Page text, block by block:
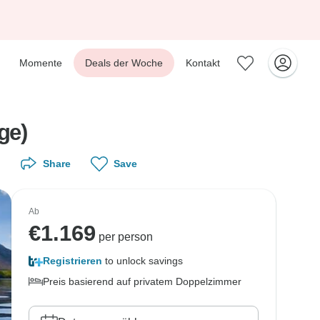
Momente Deals der Woche Kontakt
Share Save
Ab
€1.169 per person
Registrieren to unlock savings
Preis basierend auf privatem Doppelzimmer